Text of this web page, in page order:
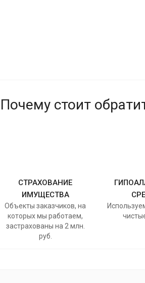
Почему стоит
СТРАХОВАНИЕ
ИМУЩЕСТВА
Объекты заказчиков, на
которых мы работаем,
застрахованы на 2 млн.
руб.